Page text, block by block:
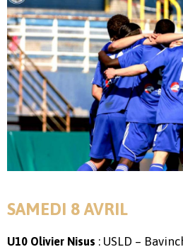
SAMEDI 8 AVRIL
U10 Olivier Nisus : USLD –